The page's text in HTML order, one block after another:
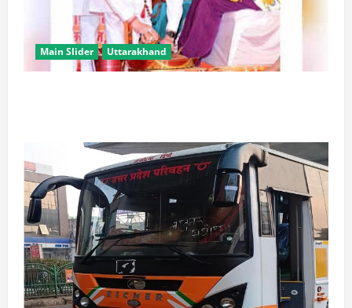
Main Slider Uttarakhand